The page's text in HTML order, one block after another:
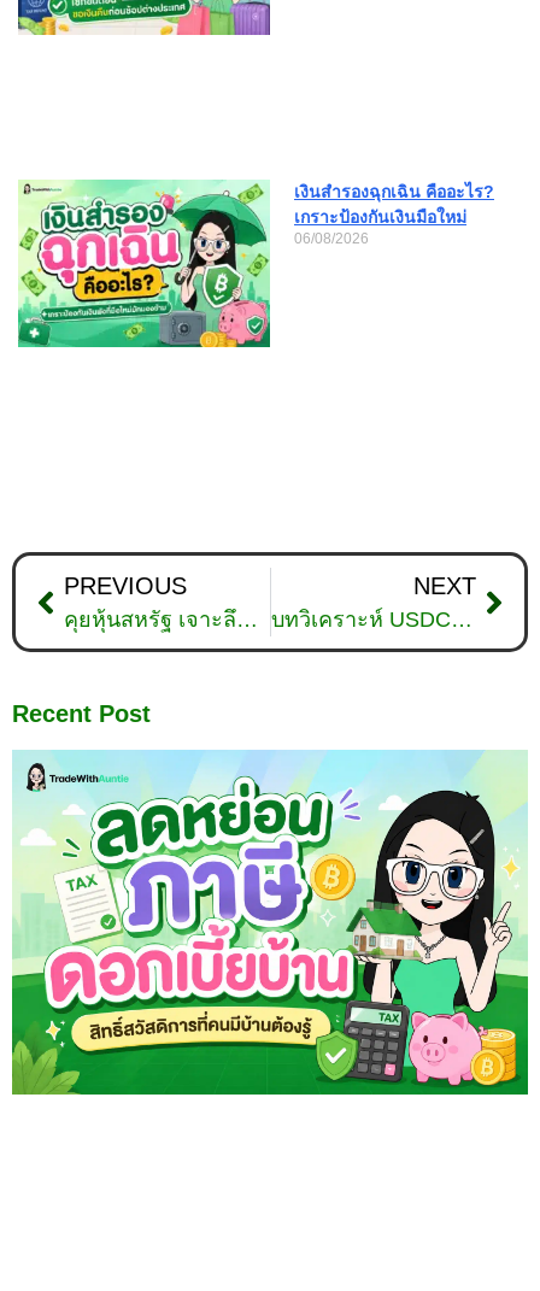
เงินสำรองฉุกเฉิน คืออะไร?
เกราะป้องกันเงินมือใหม่
06/08/2026
PREVIOUS
คุยหุ้นสหรัฐ เจาะลึกทุกมุมมอง วันที่ 24 พฤศจิกายน 2025
NEXT
บทวิเคราะห์ USDCHF วันที่ 24 พฤศจิกายน 2025
Recent Post